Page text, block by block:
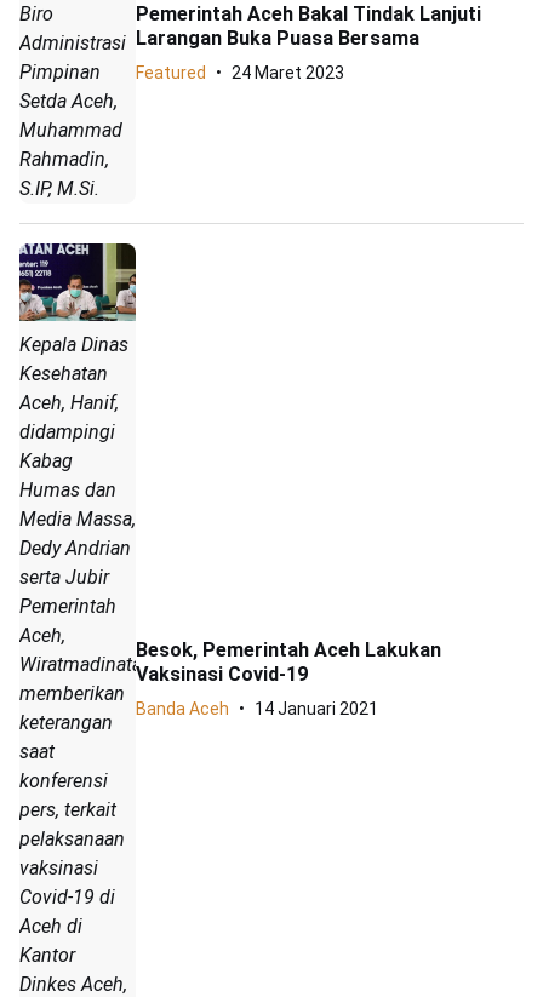
Biro
Administrasi
Pimpinan
Setda Aceh,
Muhammad
Rahmadin,
S.IP, M.Si.
Pemerintah Aceh Bakal Tindak Lanjuti
Larangan Buka Puasa Bersama
Featured 24 Maret 2023
Kepala Dinas
Kesehatan
Aceh, Hanif,
didampingi
Kabag
Humas dan
Media Massa,
Dedy Andrian
serta Jubir
Pemerintah
Aceh,
Wiratmadinata
memberikan
keterangan
saat
konferensi
pers, terkait
pelaksanaan
vaksinasi
Covid-19 di
Aceh di
Kantor
Dinkes Aceh,
Besok, Pemerintah Aceh Lakukan
Vaksinasi Covid-19
Banda Aceh 14 Januari 2021